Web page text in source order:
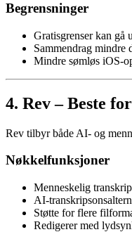
Begrensninger
Gratisgrenser kan gå
Sammendrag mindre
Mindre sømløs iOS-
4. Rev – Beste
Rev tilbyr både AI- og
Nøkkelfunksjoner
Menneskelig
AI-
Støtte for flere
Redigerer med